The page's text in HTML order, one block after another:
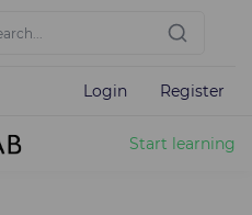
Login Register
Start learning